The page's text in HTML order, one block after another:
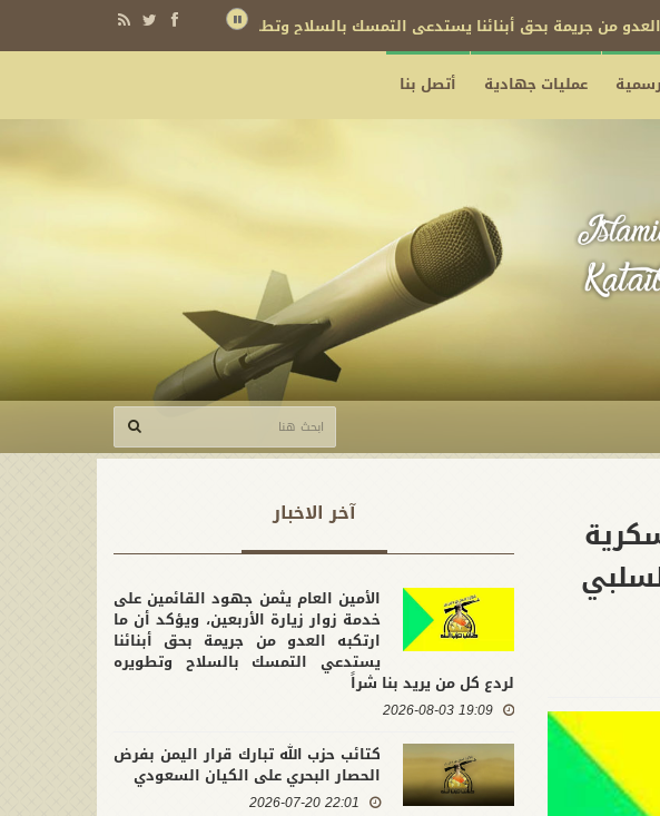
من جريمة بحق أبنائنا يستدعي التمسك بالسلاح وتطويره لردع كل من يريد بنا شراً
عمليات جهادية أتصل بنا
آخر الاخبار
الأمين العام يثمن جهود القائمين على
خدمة زوار زيارة الأربعين، ويؤكد أن ما
ارتكبه العدو من جريمة بحق أبنائنا
يستدعي التمسك بالسلاح وتطويره
لردع كل من يريد بنا شراً
19:09 2026-08-03
كتائب حزب الله تبارك قرار اليمن بفرض
الحصار البحري على الكيان السعودي
22:01 2026-07-20